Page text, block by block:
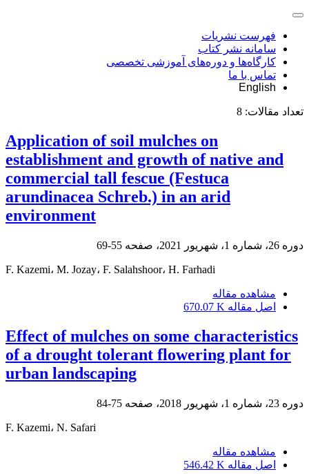
فهرست نشریات
سامانه نشر کتاب
کارگاه‌ها و دوره‌های آموزشی تخصصی
تماس با ما
English
تعداد مقالات: 8
Application of soil mulches on
establishment and growth of native and
commercial tall fescue (Festuca
arundinacea Schreb.) in an arid
environment
دوره 26، شماره 1، شهریور 2021، صفحه 55-69
F. Kazemi، M. Jozay، F. Salahshoor، H. Farhadi
مشاهده مقاله
اصل مقاله 670.07 K
Effect of mulches on some characteristics
of a drought tolerant flowering plant for
urban landscaping
دوره 23، شماره 1، شهریور 2018، صفحه 75-84
F. Kazemi، N. Safari
مشاهده مقاله
اصل مقاله 546.42 K